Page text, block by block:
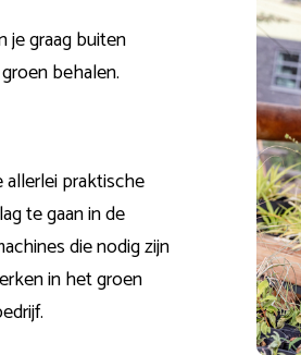
je graag buiten
groenbehalen.
praktische
te gaan in de
die nodig zijn
in hetgroen